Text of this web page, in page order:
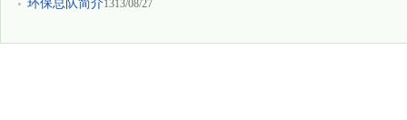
环保总队简介1313/08/27